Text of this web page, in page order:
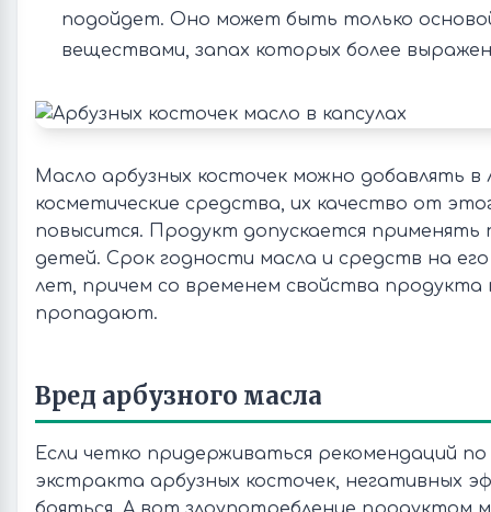
подойдет. Оно может быть только основой
веществами, запах которых более
Масло арбузных косточек можно добавлять в
косметические средства, их качество от
повысится. Продукт допускается применять
детей. Срок годности масла и средств на
лет, причем со временем свойства продукта
пропадают.
Вред арбузного масла
Если четко придерживаться рекомендаций
экстракта арбузных косточек, негативных